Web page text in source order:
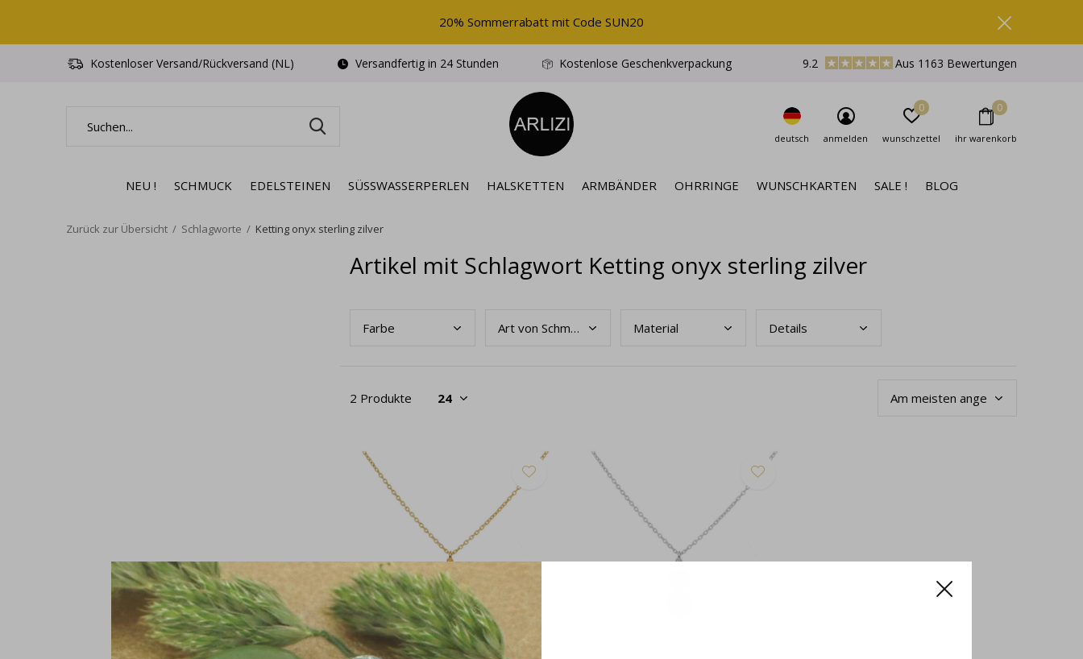
NEU ! SCHMUCK EDELSTEINEN SÜSSWASSERPERLEN HALSKETTEN ARMBÄNDER OHRRINGE WUNSCHKARTEN SALE ! BLOG
deutsch anmelden wunschzettel
0
ihr warenkorb
0
Kostenloser Versand/Rückversand (NL) Versandfertig in 24 Stunden Kostenlose Geschenkverpackung 9.2 Aus 1163 Bewertungen
20% Sommerrabatt mit Code SUN20
Zurück zur Übersicht Schlagworte Ketting onyx sterling zilver
Artikel mit Schlagwort Ketting onyx sterling zilver
Farbe Art von Schmuck Material Details
2 Produkte